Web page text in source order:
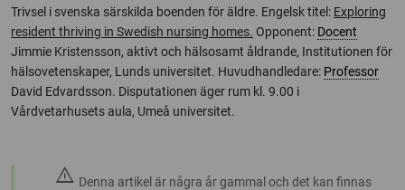
Trivsel i svenska särskilda boenden för äldre. Engelsk titel: Exploring
resident thriving in Swedish nursing homes. Opponent: Docent
Jimmie Kristensson, aktivt och hälsosamt åldrande, Institutionen för
hälsovetenskaper, Lunds universitet. Huvudhandledare: Professor
David Edvardsson. Disputationen äger rum kl. 9.00 i
Vårdvetarhusets aula, Umeå universitet.
warning Denna artikel är några år gammal och det kan finnas